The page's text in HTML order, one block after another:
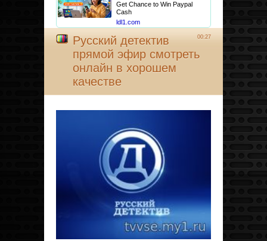
Get Chance to Win Paypal
Cash
ldl1.com
00:27
Русский детектив
прямой эфир смотреть
онлайн в хорошем
качестве